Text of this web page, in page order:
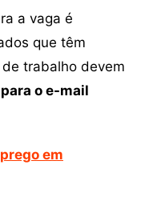
a vaga é
que têm
trabalho devem
o e-mail
em